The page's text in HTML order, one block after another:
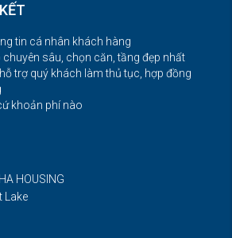
tin cá nhân khách hàng
chuyên sâu, chọn căn, tầng đẹp nhất
trợ quý khách làm thủ tục, hợp đồng
khoản phí nào
HOUSING
Lake